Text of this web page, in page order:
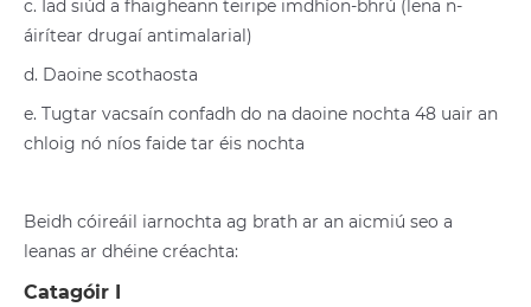
c. Iad siúd a fhaigheann teiripe imdhíon-bhrú (lena n-
áirítear drugaí antimalarial)
d. Daoine scothaosta
e. Tugtar vacsaín confadh do na daoine nochta 48 uair an
chloig nó níos faide tar éis nochta
Beidh cóireáil iarnochta ag brath ar an aicmiú seo a
leanas ar dhéine créachta:
Catagóir I